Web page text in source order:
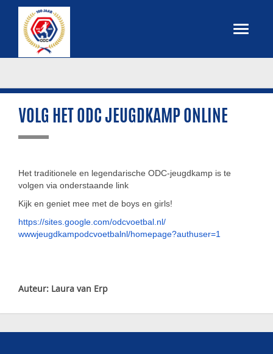
VOLG HET ODC JEUGDKAMP ONLINE
Het traditionele en legendarische ODC-jeugdkamp is te
volgen via onderstaande link
Kijk en geniet mee met de boys en girls!
https://sites.google.com/odcvoetbal.nl/
wwwjeugdkampodcvoetbalnl/homepage?authuser=1
Auteur: Laura van Erp